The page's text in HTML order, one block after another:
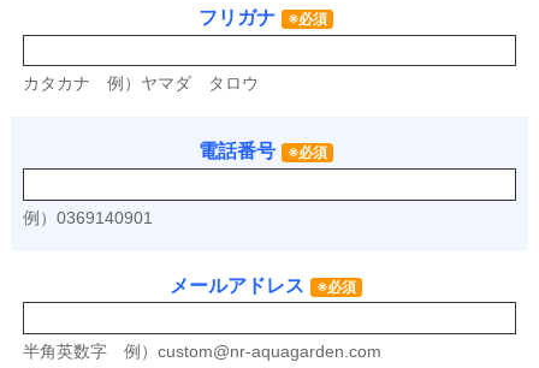
フリガナ ※必須
カタカナ 例）ヤマダ タロウ
電話番号 ※必須
例）0369140901
メールアドレス ※必須
半角英数字例） custom@nr-aquagarden.com